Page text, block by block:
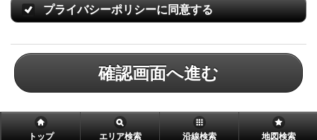
プライバシーポリシーに同意する
確認画面へ進む
トップ エリア検索 沿線検索 地図検索